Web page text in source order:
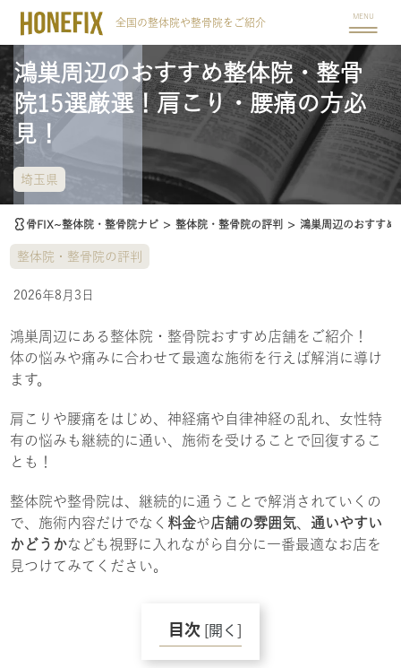
MENU
全国の整体院や整骨院をご紹介
鴻巣周辺のおすすめ整体院・整骨
院15選厳選！肩こり・腰痛の方必
見！
埼玉県
骨FIX~整体院・整骨院ナビ > 整体院・整骨院の評判 > 鴻巣周辺のおすす
整体院・整骨院の評判
2026年8月3日
鴻巣周辺にある整体院・整骨院おすすめ店舗をご紹介！
体の悩みや痛みに合わせて最適な施術を行えば解消に導け
ます。
肩こりや腰痛をはじめ、神経痛や自律神経の乱れ、女性特
有の悩みも継続的に通い、施術を受けることで回復するこ
とも！
整体院や整骨院は、継続的に通うことで解消されていくの
で、施術内容だけでなく 料金や店舗の雰囲気
通いやすい
かどうかなども視野に入れながら自分に一番最適なお店を
見つけてみてください。
目次 [開く]